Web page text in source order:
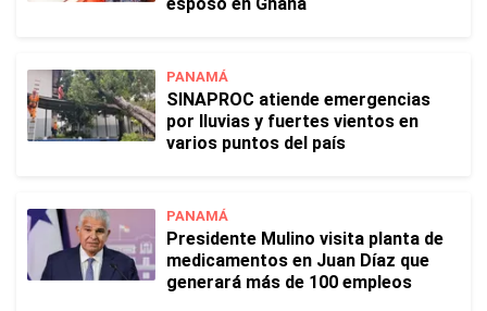
PANAMÁ
SINAPROC atiende emergencias
por lluvias y fuertes vientos en
varios puntos del país
PANAMÁ
Presidente Mulino visita planta de
medicamentos en Juan Díaz que
generará más de 100 empleos